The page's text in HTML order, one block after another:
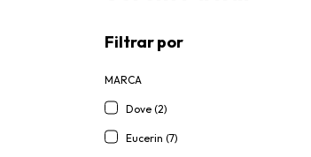
Filtrar por
MARCA
Dove (2)
Eucerin (7)